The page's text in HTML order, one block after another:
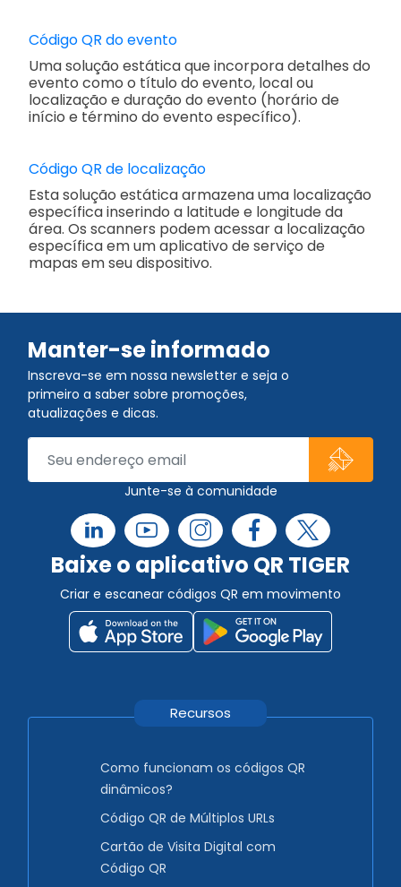
Código QR do evento
Uma solução estática que incorpora detalhes do
evento como o título do evento, local ou
localização e duração do evento (horário de
início e término do evento específico).
Código QR de localização
Esta solução estática armazena uma localização
específica inserindo a latitude e longitude da
área. Os scanners podem acessar a localização
específica em um aplicativo de serviço de
mapas em seu dispositivo.
Manter-se informado
Inscreva-se em nossa newsletter e seja o
primeiro a saber sobre promoções,
atualizações e dicas.
Junte-se à comunidade
Baixe o aplicativo QR TIGER
Criar e escanear códigos QR em movimento
Recursos
Como funcionam os códigos QR
dinâmicos?
Código QR de Múltiplos URLs
Cartão de Visita Digital com
Código QR